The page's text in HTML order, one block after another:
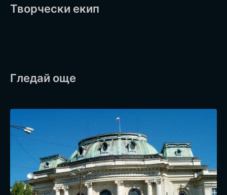
Творчески екип
Гледай още